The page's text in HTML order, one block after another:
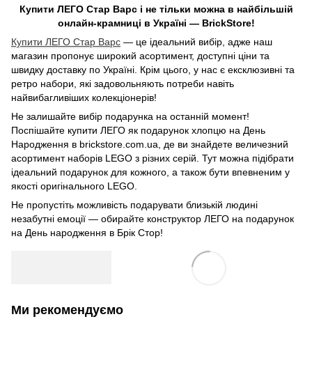
Купити ЛЕГО Стар Варс і не тільки можна в найбільшій
онлайн-крамниці в Україні — BrickStore!
Купити ЛЕГО Стар Варс — це ідеальний вибір, адже наш
магазин пропонує широкий асортимент, доступні ціни та
швидку доставку по Україні. Крім цього, у нас є ексклюзивні та
ретро набори, які задовольняють потреби навіть
найвибагливіших колекціонерів!
Не залишайте вибір подарунка на останній момент!
Поспішайте купити ЛЕГО як подарунок хлопцю на День
Народження в brickstore.com.ua, де ви знайдете величезний
асортимент наборів LEGO з різних серій. Тут можна підібрати
ідеальний подарунок для кожного, а також бути впевненим у
якості оригінального LEGO.
Не пропустіть можливість подарувати близькій людині
незабутні емоції — обирайте конструктор ЛЕГО на подарунок
на День народження в Брік Стор!
Ми рекомендуємо